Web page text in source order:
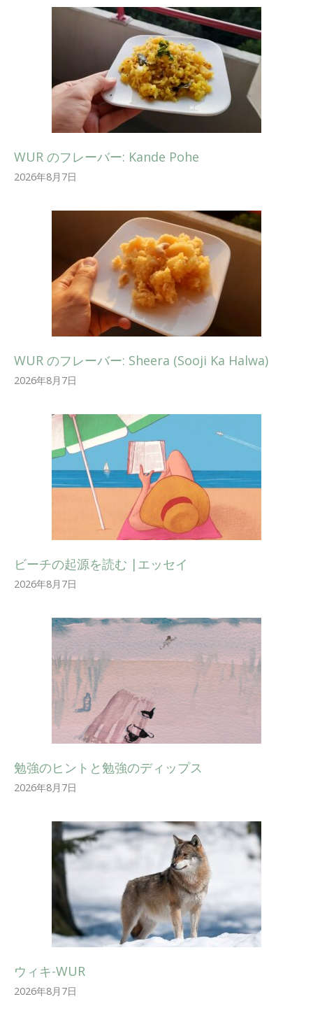
WUR のフレーバー: Kande Pohe
2026年8月7日
WUR のフレーバー: Sheera (Sooji Ka Halwa)
2026年8月7日
ビーチの起源を読む |エッセイ
2026年8月7日
勉強のヒントと勉強のディップス
2026年8月7日
ウィキ-WUR
2026年8月7日